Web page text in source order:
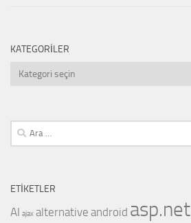
KATEGORILER
Kategoriler
Arama:
ETIKETLER
AI ajax alternative android asp.net